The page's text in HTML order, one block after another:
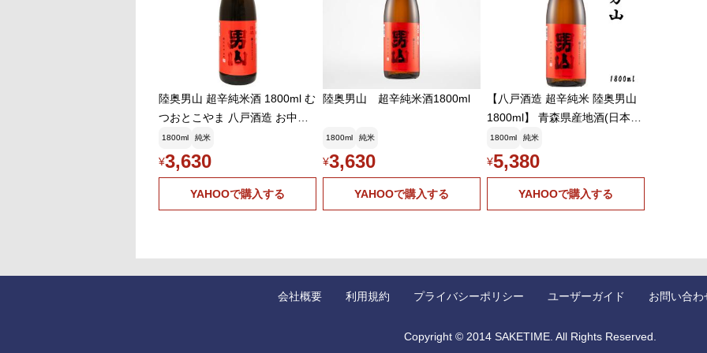
陸奥男山 超辛純米酒 1800ml む
つおとこやま 八戸酒造 お中元
ギフト
1800ml 純米
¥3,630
YAHOOで購入する
陸奥男山 超辛純米酒1800ml
1800ml 純米
¥3,630
YAHOOで購入する
【八戸酒造 超辛純米 陸奥男山
1800ml】 青森県産地酒(日本
酒) 送料込み・産地直送 青森
【御中元】
1800ml 純米
¥5,380
YAHOOで購入する
会社概要 利用規約 プライバシーポリシー ユーザーガイド お問い合わ
Copyright © 2014 SAKETIME. All Rights Reserved.